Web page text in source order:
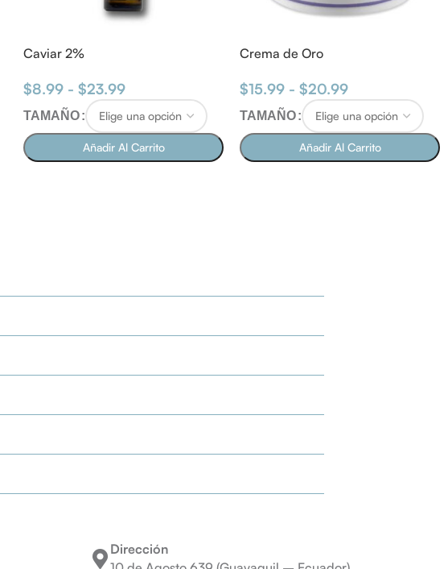
Caviar 2%
$8.99 - $23.99
TAMAÑO
Añadir Al Carrito
Crema de Oro
$15.99 - $20.99
TAMAÑO
Añadir Al Carrito
Dirección